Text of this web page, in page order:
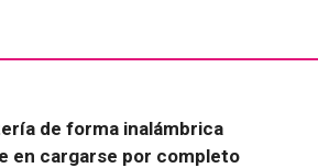
de forma inalámbrica
en cargarse por completo